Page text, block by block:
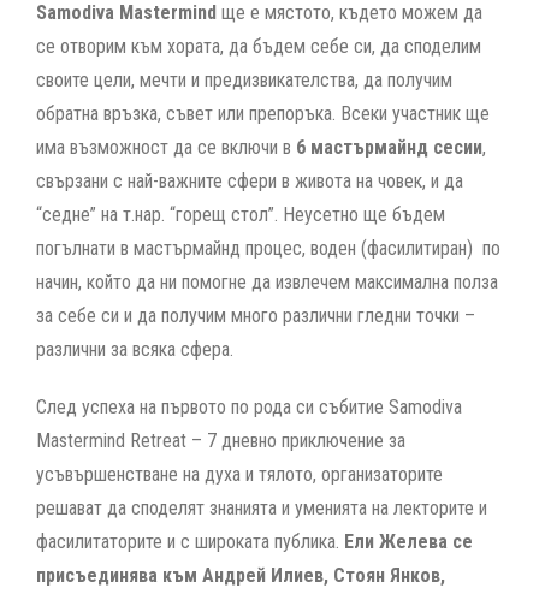
Samodiva Mastermind ще е мястото, където можем да
се отворим към хората, да бъдем себе си, да споделим
своите цели, мечти и предизвикателства, да получим
обратна връзка, съвет или препоръка. Всеки участник ще
има възможност да се включи в 6 мастърмайнд сесии,
свързани с най-важните сфери в живота на човек, и да
“седне” на т.нар. “горещ стол”. Неусетно ще бъдем
погълнати в мастърмайнд процес, воден (фасилитиран) по
начин, който да ни помогне да извлечем максимална полза
за себе си и да получим много различни гледни точки –
различни за всяка сфера.
След успеха на първото по рода си събитие Samodiva
Mastermind Retreat – 7 дневно приключение за
усъвършенстване на духа и тялото, организаторите
решават да споделят знанията и уменията на лекторите и
фасилитаторите и с широката публика. Ели Желева се
присъединява към Андрей Илиев, Стоян Янков,